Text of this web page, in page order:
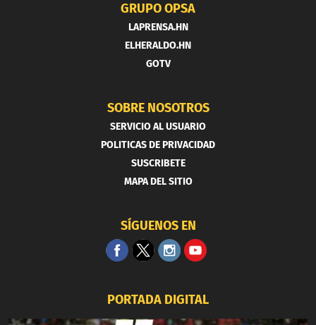
GRUPO OPSA
LAPRENSA.HN
ELHERALDO.HN
GOTV
SOBRE NOSOTROS
SERVICIO AL USUARIO
POLITICAS DE PRIVACIDAD
SUSCRIBETE
MAPA DEL SITIO
SÍGUENOS EN
PORTADA DIGITAL